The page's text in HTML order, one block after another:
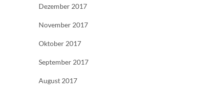
Dezember 2017
November 2017
Oktober 2017
September 2017
August 2017